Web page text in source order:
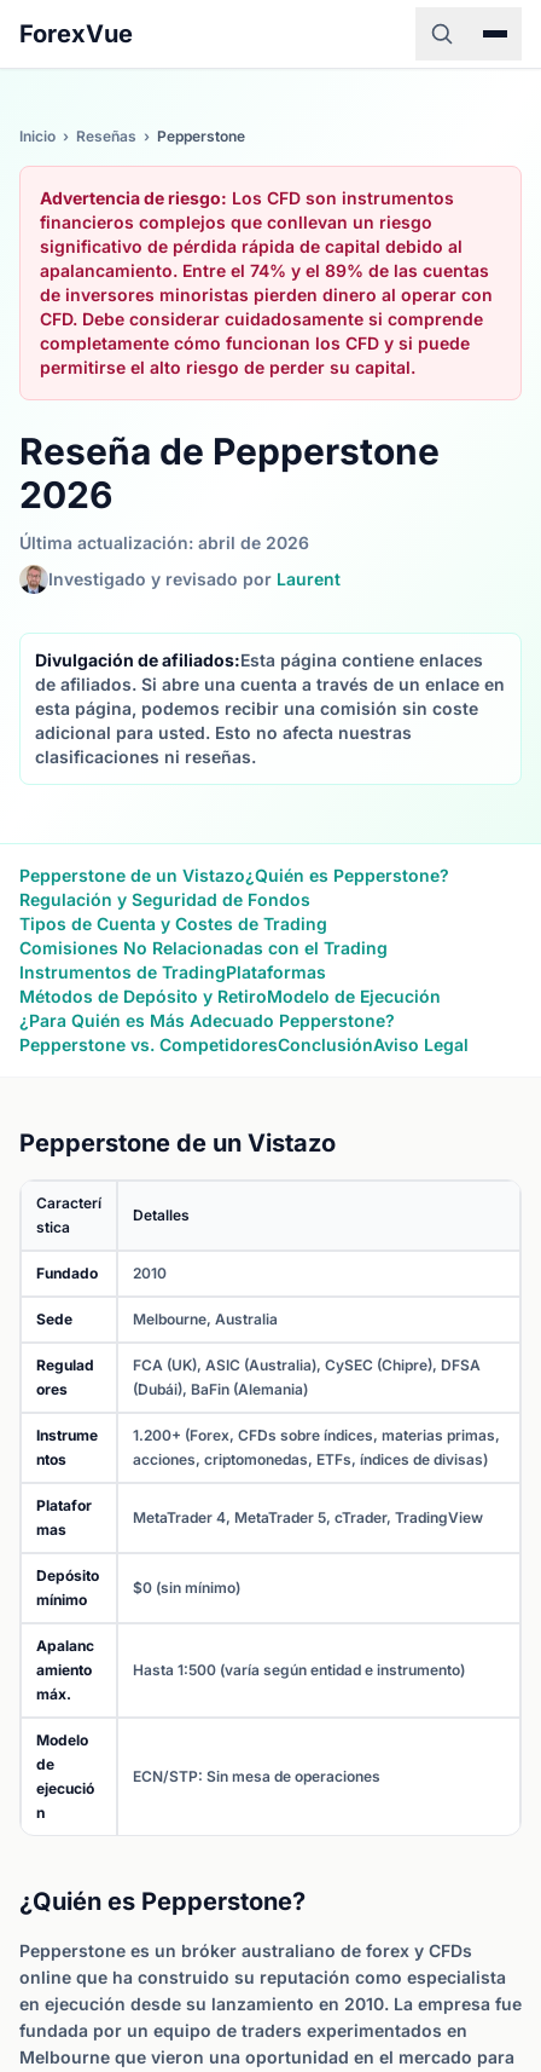
ForexVue
Inicio › Reseñas › Pepperstone
Advertencia de riesgo: Los CFD son instrumentos
financieros complejos que conllevan un riesgo
significativo de pérdida rápida de capital debido al
apalancamiento. Entre el 74% y el 89% de las cuentas
de inversores minoristas pierden dinero al operar con
CFD. Debe considerar cuidadosamente si comprende
completamente cómo funcionan los CFD y si puede
permitirse el alto riesgo de perder su capital.
Reseña de Pepperstone
2026
Última actualización: abril de 2026
Investigado y revisado por Laurent
Divulgación de afiliados:Esta página contiene enlaces
de afiliados. Si abre una cuenta a través de un enlace en
esta página, podemos recibir una comisión sin coste
adicional para usted. Esto no afecta nuestras
clasificaciones ni reseñas.
Pepperstone de un Vistazo¿Quién es Pepperstone?
Regulación y Seguridad de Fondos
Tipos de Cuenta y Costes de Trading
Comisiones No Relacionadas con el Trading
Instrumentos de TradingPlataformas
Métodos de Depósito y RetiroModelo de Ejecución
¿Para Quién es Más Adecuado Pepperstone?
Pepperstone vs. CompetidoresConclusiónAviso Legal
Pepperstone de un Vistazo
Caracterí
stica
Detalles
Fundado 2010
Sede Melbourne, Australia
Regulad
ores
FCA (UK), ASIC (Australia), CySEC (Chipre), DFSA
(Dubái), BaFin (Alemania)
Instrume
ntos
1.200+ (Forex, CFDs sobre índices, materias primas,
acciones, criptomonedas, ETFs, índices de divisas)
Platafor
mas
MetaTrader 4, MetaTrader 5, cTrader, TradingView
Depósito
mínimo
$0 (sin mínimo)
Apalanc
amiento
máx.
Hasta 1:500 (varía según entidad e instrumento)
Modelo
de
ejecució
n
ECN/STP: Sin mesa de operaciones
¿Quién es Pepperstone?
Pepperstone es un bróker australiano de forex y CFDs
online que ha construido su reputación como especialista
en ejecución desde su lanzamiento en 2010. La empresa fue
fundada por un equipo de traders experimentados en
Melbourne que vieron una oportunidad en el mercado para